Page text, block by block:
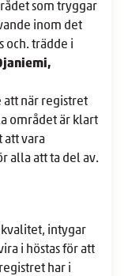
som tryggar
inom det
och. trädde i
att när registret
området är klart
att vara
alla att ta del av.
intygar
i höstas för att
har i